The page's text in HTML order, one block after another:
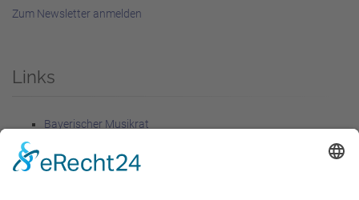
Zum Newsletter anmelden
Links
Bayerischer Musikrat